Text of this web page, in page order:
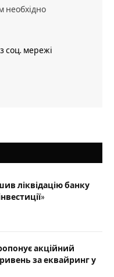
необхідно
соц. мережі
ліквідацію банку
акційний
за еквайринг у